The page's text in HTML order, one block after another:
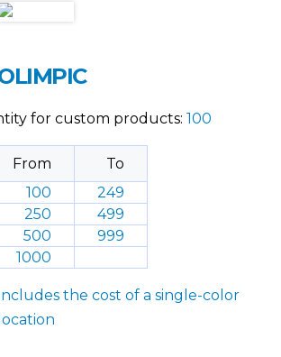
for custom products: 100
From
To
100
249
250
499
500
999
1000
the cost of a single-color